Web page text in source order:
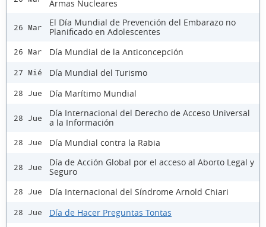
Armas Nucleares
26 Mar
El Día Mundial de Prevención del Embarazo no
Planificado en Adolescentes
26 Mar Día Mundial de la Anticoncepción
27 Mié Día Mundial del Turismo
28 Jue Día Marítimo Mundial
28 Jue
Día Internacional del Derecho de Acceso Universal
a la Información
28 Jue Día Mundial contra la Rabia
28 Jue
Día de Acción Global por el acceso al Aborto Legal y
Seguro
28 Jue Día Internacional del Síndrome Arnold Chiari
28 Jue Día de Hacer Preguntas Tontas